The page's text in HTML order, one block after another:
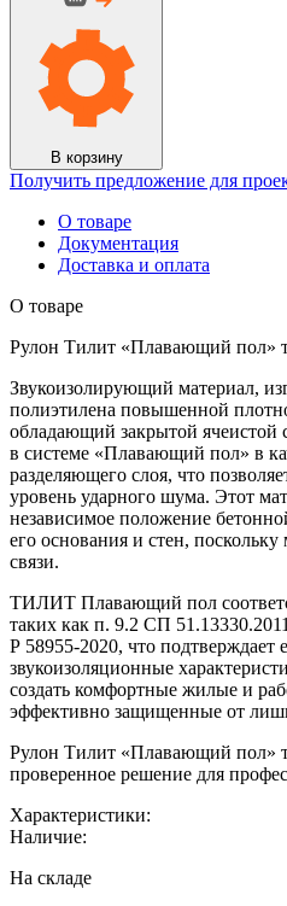
В корзину
Получить предложение для
О товаре
Документация
Доставка и оплата
О товаре
Рулон Тилит «Плавающий пол»
Звукоизолирующий материал,
полиэтилена повышенной
обладающий закрытой ячеистой
в системе «Плавающий пол» в
разделяющего слоя, что
уровень ударного шума. Этот
независимое положение
его основания и стен,
связи.
ТИЛИТ Плавающий пол
таких как п. 9.2 СП
Р 58955-2020, что подтверждает
звукоизоляционные
создать комфортные жилые и
эффективно защищенные от
Рулон Тилит «Плавающий пол»
проверенное решение для
Характеристики:
Наличие:
На складе